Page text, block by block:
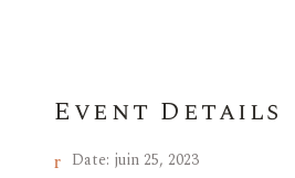
Event Details
Date: juin 25, 2023